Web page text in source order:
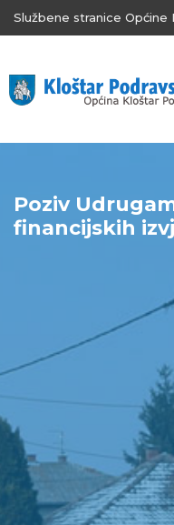
Službene stranice Općine
Poziv
financijskih